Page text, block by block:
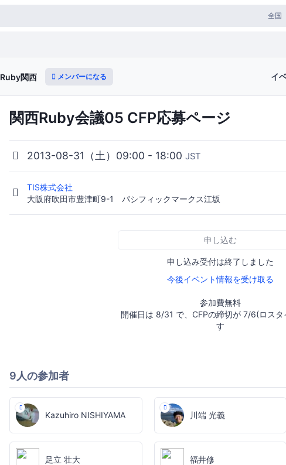
Ruby関西 メンバーになる イ
関西Ruby会議05 CFP応募ページ
2013-08-31（土）09:00 - 18:00 JST
TIS株式会社
大阪府吹田市豊津町9-1 パシフィックマークス江坂
申し込む
申し込み受付は終了しました
今後イベント情報を受け取る
参加費無料
開催日は 8/31 で、CFPの締切が 7/6(ロスタ
す
9人の参加者
Kazuhiro NISHIYAMA 川端 光義
足立 壮大 福井修